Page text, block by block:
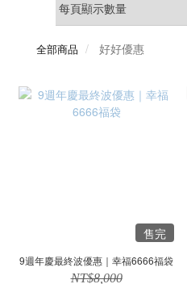
全部商品 好好優惠
售完
9週年慶最終波優惠｜幸福6666福袋
NT$8,000